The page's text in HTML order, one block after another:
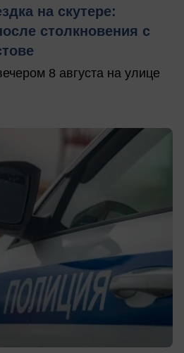
на скутере:
столкновения с
8 августа на улице